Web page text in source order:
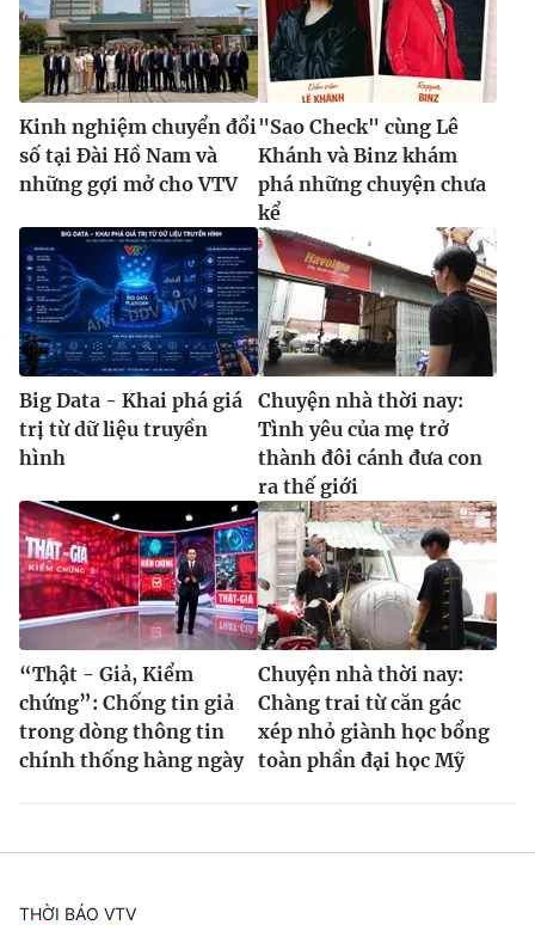
Kinh nghiệm chuyển đổi
số tại Đài Hồ Nam và
những gợi mở cho VTV
"Sao Check" cùng Lê
Khánh và Binz khám
phá những chuyện chưa
kể
Big Data - Khai phá giá
trị từ dữ liệu truyền
hình
Chuyện nhà thời nay:
Tình yêu của mẹ trở
thành đôi cánh đưa con
ra thế giới
“Thật - Giả, Kiểm
chứng”: Chống tin giả
trong dòng thông tin
chính thống hàng ngày
Chuyện nhà thời nay:
Chàng trai từ căn gác
xép nhỏ giành học bổng
toàn phần đại học Mỹ
THỜI BÁO VTV